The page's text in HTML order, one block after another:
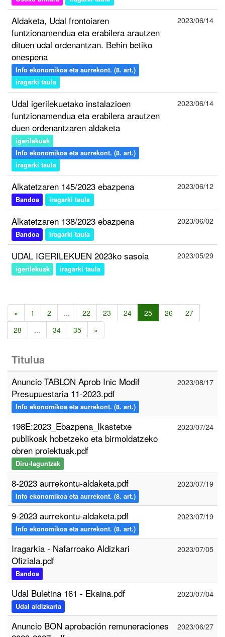
Aldaketa, Udal frontoiaren
funtzionamendua eta erabilera arautzen
dituen udal ordenantzan. Behin betiko
onespena
Info ekonomikoa eta aurrekont. (8. art.)
iragarki taula
2023/06/14
Udal igerilekuetako instalazioen
funtzionamendua eta erabilera arautzen
duen ordenantzaren aldaketa
igerilekuak
Info ekonomikoa eta aurrekont. (8. art.)
iragarki taula
2023/06/14
Alkatetzaren 145/2023 ebazpena
Bandoa iragarki taula
2023/06/12
Alkatetzaren 138/2023 ebazpena
Bandoa iragarki taula
2023/06/02
UDAL IGERILEKUEN 2023ko sasoia
igerilekuak iragarki taula
2023/05/29
« 1 2 ... 22 23 24 25 26
27
28
... 34 35 »
Titulua
Anuncio TABLON Aprob Inic Modif
Presupuestaria 11-2023.pdf
Info ekonomikoa eta aurrekont. (8. art.)
2023/08/17
198E:2023_Ebazpena_Ikastetxe
publikoak hobetzeko eta birmoldatzeko
obren proiektuak.pdf
Diru-laguntzak
2023/07/24
8-2023 aurrekontu-aldaketa.pdf
Info ekonomikoa eta aurrekont. (8. art.)
2023/07/19
9-2023 aurrekontu-aldaketa.pdf
Info ekonomikoa eta aurrekont. (8. art.)
2023/07/19
Iragarkia - Nafarroako Aldizkari
Ofiziala.pdf
Bandoa
2023/07/05
Udal Buletina 161 - Ekaina.pdf
Udal aldizkaria
2023/07/04
Anuncio BON aprobación remuneraciones
2023/06/27